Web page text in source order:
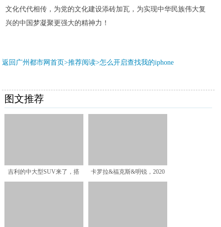
文化代代相传，为党的文化建设添砖加瓦，为实现中华民族伟大复
兴的中国梦凝聚更强大的精神力！
返回广州都市网首页>推荐阅读>怎么开启查找我的iphone
图文推荐
吉利的中大型SUV来了，搭
卡罗拉&福克斯&明锐，2020